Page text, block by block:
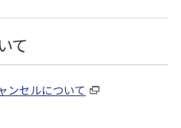
て
ンセルについて